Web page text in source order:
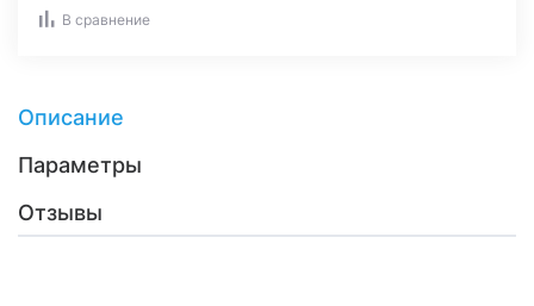
В сравнение
Описание
Параметры
Отзывы